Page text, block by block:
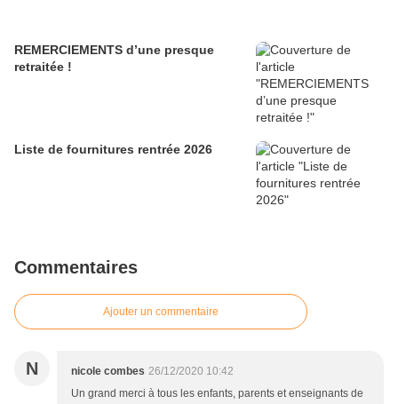
REMERCIEMENTS d’une presque
retraitée !
Liste de fournitures rentrée 2026
Commentaires
Ajouter un commentaire
N nicole combes 26/12/2020 10:42
Un grand merci à tous les enfants, parents et enseignants de